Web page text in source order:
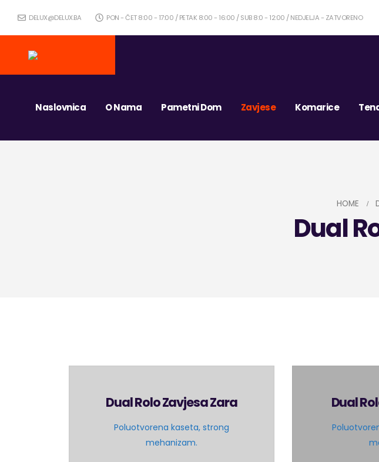
DELUX@DELUX.BA PON - ČET 8:00 - 17:00 / PETAK 8:00 - 16:00 / SUB 8:0 - 12:00 / NEDJELJA - ZATVORENO
Naslovnica O Nama Pametni Dom Zavjese Komarice
HOME
Dual
Dual Rolo Zavjesa Zara
Poluotvorena kaseta, strong
mehanizam.
Dual